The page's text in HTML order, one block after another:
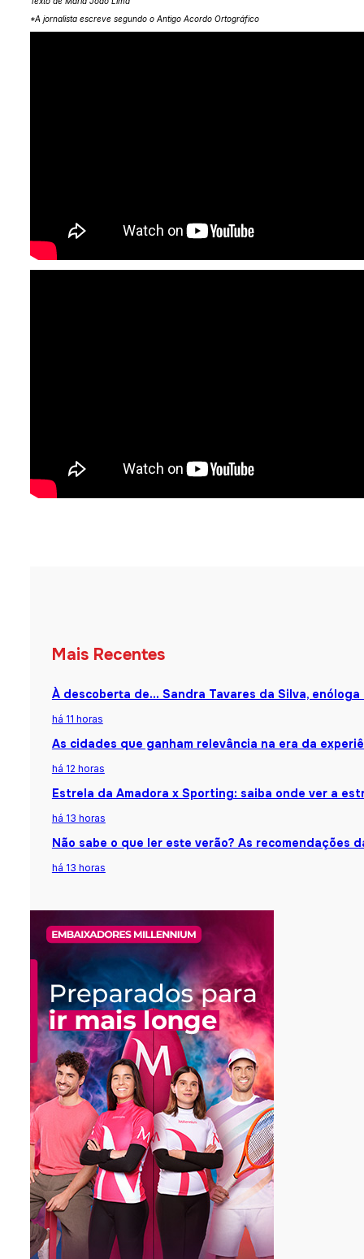
*A jornalista escreve segundo o Antigo Acordo Ortográfico
Mais Recentes
À descoberta de… Sandra Tavares da Silva,
há 11 horas
As cidades que ganham relevância na era da
há 12 horas
Estrela da Amadora x Sporting: saiba onde ver a
há 13 horas
Não sabe o que ler este verão? As recomendações
há 13 horas